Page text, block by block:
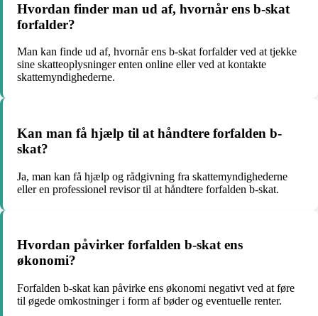
Hvordan finder man ud af, hvornår ens b-skat
forfalder?
Man kan finde ud af, hvornår ens b-skat forfalder ved at tjekke
sine skatteoplysninger enten online eller ved at kontakte
skattemyndighederne.
Kan man få hjælp til at håndtere forfalden b-
skat?
Ja, man kan få hjælp og rådgivning fra skattemyndighederne
eller en professionel revisor til at håndtere forfalden b-skat.
Hvordan påvirker forfalden b-skat ens
økonomi?
Forfalden b-skat kan påvirke ens økonomi negativt ved at føre
til øgede omkostninger i form af bøder og eventuelle renter.